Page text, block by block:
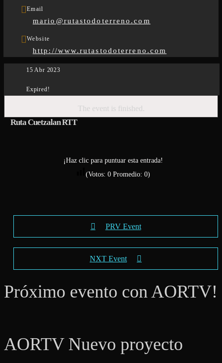
Email
mario@rutastodoterreno.com
Website
http://www.rutastodoterreno.com
15 Abr 2023
Expired!
The event is finished.
Ruta Cuetzalan RTT
¡Haz clic para puntuar esta entrada!
(Votos: 0 Promedio: 0)
PRV Event
NXT Event
Próximo evento con AORTV!
AORTV Nuevo proyecto